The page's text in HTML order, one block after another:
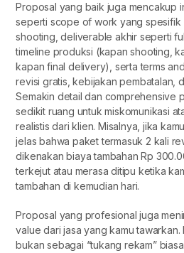
Proposal yang baik juga mencakup
seperti scope of work yang spesifik
shooting, deliverable akhir seperti
timeline produksi (kapan shooting,
kapan final delivery), serta terms
revisi gratis, kebijakan pembatalan,
Semakin detail dan comprehensive
sedikit ruang untuk miskomunikasi
realistis dari klien. Misalnya, jika
jelas bahwa paket termasuk 2 kali
dikenakan biaya tambahan Rp
terkejut atau merasa ditipu ketika
tambahan di kemudian hari.
Proposal yang profesional juga
value dari jasa yang kamu tawarkan.
bukan sebagai “tukang rekam”